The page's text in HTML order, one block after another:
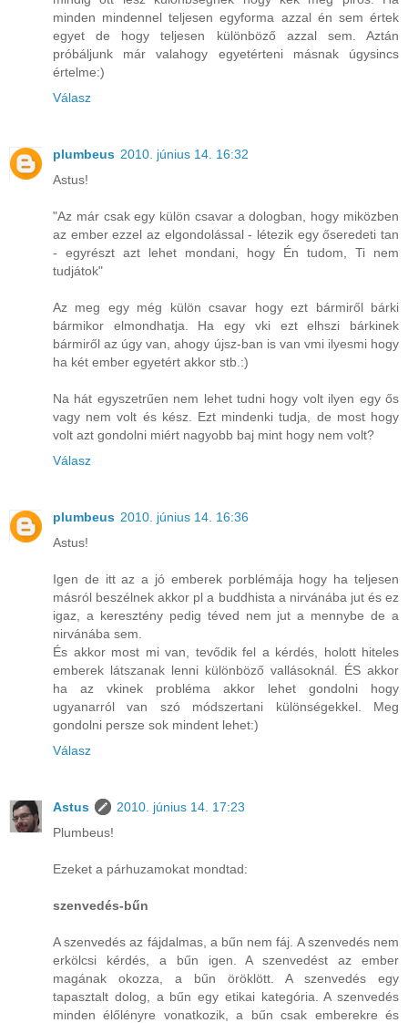
minden mindennel teljesen egyforma azzal én sem értek
egyet de hogy teljesen különböző azzal sem. Aztán
próbáljunk már valahogy egyetérteni másnak úgysincs
értelme:)
Válasz
plumbeus 2010. június 14. 16:32
Astus!
"Az már csak egy külön csavar a dologban, hogy miközben
az ember ezzel az elgondolással - létezik egy őseredeti tan
- egyrészt azt lehet mondani, hogy Én tudom, Ti nem
tudjátok"
Az meg egy még külön csavar hogy ezt bármiről bárki
bármikor elmondhatja. Ha egy vki ezt elhszi bárkinek
bármiről az úgy van, ahogy újsz-ban is van vmi ilyesmi hogy
ha két ember egyetért akkor stb.:)
Na hát egyszetrűen nem lehet tudni hogy volt ilyen egy ős
vagy nem volt és kész. Ezt mindenki tudja, de most hogy
volt azt gondolni miért nagyobb baj mint hogy nem volt?
Válasz
plumbeus 2010. június 14. 16:36
Astus!
Igen de itt az a jó emberek porblémája hogy ha teljesen
másról beszélnek akkor pl a buddhista a nirvánába jut és ez
igaz, a keresztény pedig téved nem jut a mennybe de a
nirvánába sem.
És akkor most mi van, tevődik fel a kérdés, holott hiteles
emberek látszanak lenni különböző vallásoknál. ÉS akkor
ha az vkinek probléma akkor lehet gondolni hogy
ugyanarról van szó módszertani különségekkel. Meg
gondolni persze sok mindent lehet:)
Válasz
Astus
2010. június 14. 17:23
Plumbeus!
Ezeket a párhuzamokat mondtad:
szenvedés-bűn
A szenvedés az fájdalmas, a bűn nem fáj. A szenvedés nem
erkölcsi kérdés, a bűn igen. A szenvedést az ember
magának okozza, a bűn öröklött. A szenvedés egy
tapasztalt dolog, a bűn egy etikai kategória. A szenvedés
minden élőlényre vonatkozik, a bűn csak emberekre és